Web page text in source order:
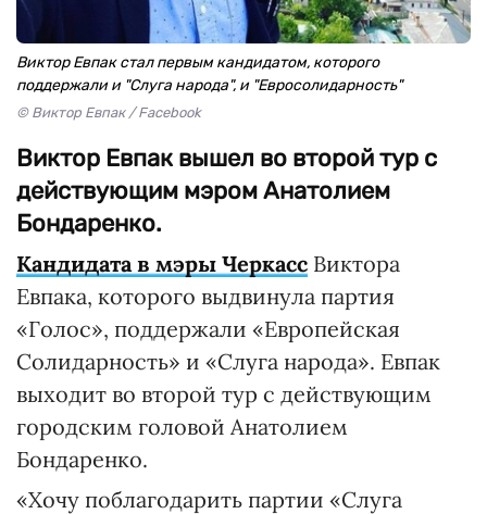
Виктор Евпак стал первым кандидатом, которого
поддержали и "Слуга народа", и "Евросолидарность"
© Виктор Евпак / Facebook
Виктор Евпак вышел во второй тур с
действующим мэром Анатолием
Бондаренко.
Кандидата в мэры Черкасс Виктора
Евпака, которого выдвинула партия
«Голос», поддержали «Европейская
Солидарность» и «Слуга народа». Евпак
выходит во второй тур с действующим
городским головой Анатолием
Бондаренко.
«Хочу поблагодарить партии «Слуга